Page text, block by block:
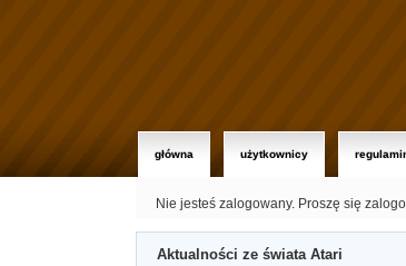
główna użytkownicy
Nie jesteś zalogowany. Proszę się
Aktualności ze świata Atari